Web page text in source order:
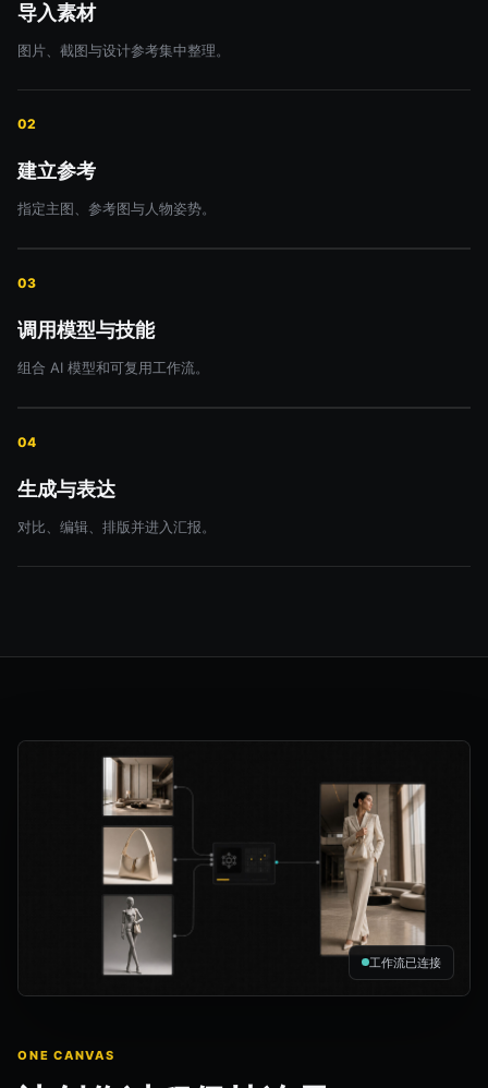
导入素材
图片、截图与设计参考集中整理。
02
建立参考
指定主图、参考图与人物姿势。
03
调用模型与技能
组合 AI 模型和可复用工作流。
04
生成与表达
对比、编辑、排版并进入汇报。
工作流已连接
ONE CANVAS